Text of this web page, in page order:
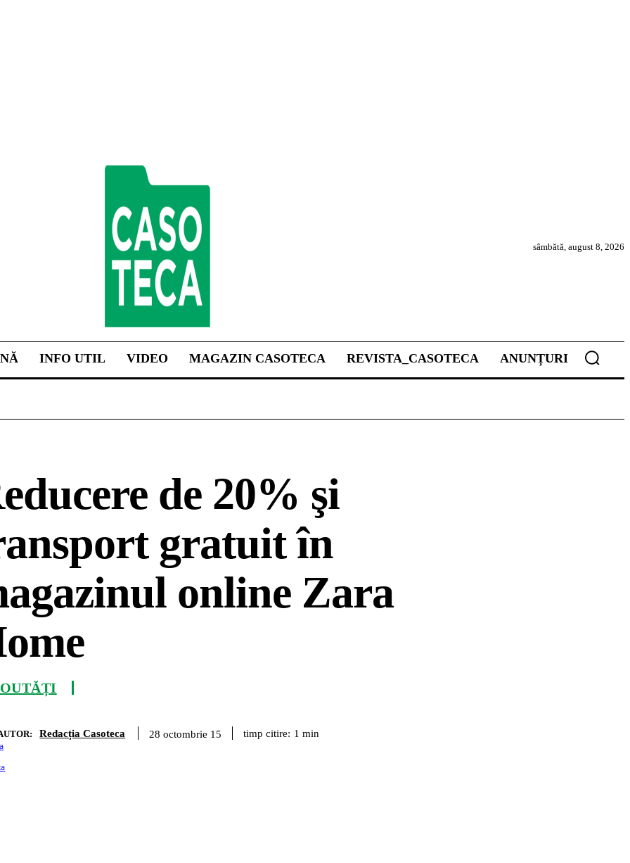
sâmbătă, august 8, 2026
INFO UTIL VIDEO MAGAZIN CASOTECA REVISTA_CASOTECA ANUNȚURI
de 20% şi
gratuit în
online Zara
Redacția Casoteca 28 octombrie 15 timp citire: 1 min